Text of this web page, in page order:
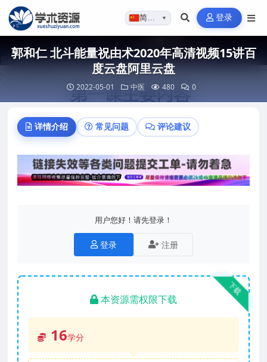
简体…▼ 登录
郭和仁 北斗能量祝由术2020年高清视频15讲百
度云盘阿里云盘
2022-05-01 中医 480 0
详情介绍 常见问题 评论建议
用户您好！请先登录！
登录 注册
下载
本资源需权限下载
16学分